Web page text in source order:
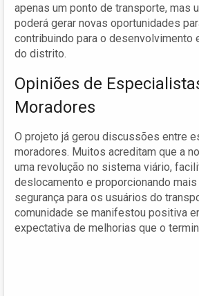
apenas um ponto de transporte, mas
poderá gerar novas oportunidades
contribuindo para o desenvolvimento
do distrito.
Opiniões de
Moradores
O projeto já gerou discussões entre
moradores. Muitos acreditam que a
uma revolução no sistema viário,
deslocamento e proporcionando
segurança para os usuários do
comunidade se manifestou positiva
expectativa de melhorias que o